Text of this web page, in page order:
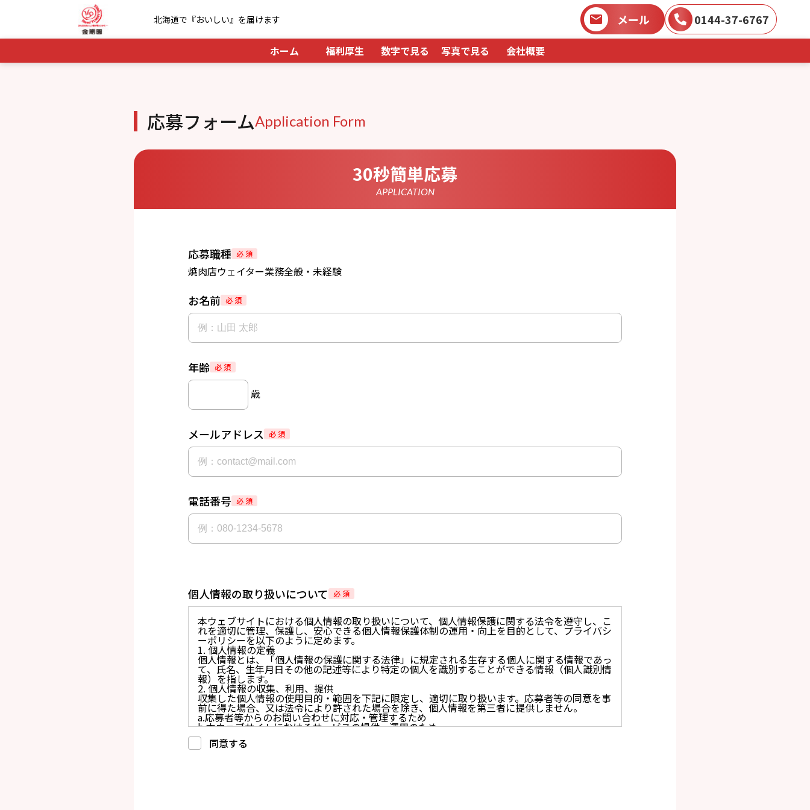
北海道で『おいしい』を届けます メール 0144-37-6767
ホーム 福利厚生 数字で見る 写真で見る 会社概要
応募フォームApplication Form
30秒簡単応募
APPLICATION
応募職種 必 須
焼肉店ウェイター業務全般・未経験
お名前 必 須
年齢 必 須
歳
メールアドレス 必 須
電話番号 必 須
個人情報の取り扱いについて 必 須
本ウェブサイトにおける個人情報の取り扱いについて、個人情報保護に関する法令を遵守し、こ
れを適切に管理、保護し、安心できる個人情報保護体制の運用・向上を目的として、プライバシ
ーポリシーを以下のように定めます。
1. 個人情報の定義
個人情報とは、「個人情報の保護に関する法律」に規定される生存する個人に関する情報であっ
て、氏名、生年月日その他の記述等により特定の個人を識別することができる情報（個人識別情
報）を指します。
2. 個人情報の収集、利用、提供
収集した個人情報の使用目的・範囲を下記に限定し、適切に取り扱います。応募者等の同意を事
前に得た場合、又は法令により許された場合を除き、個人情報を第三者に提供しません。
a.応募者等からのお問い合わせに対応・管理するため
b.本ウェブサイトにおけるサービスの提供・運用のため
c.重要なお知らせなど必要に応じたご連絡のため
d.上記の利用目的に付随する目的
同意する